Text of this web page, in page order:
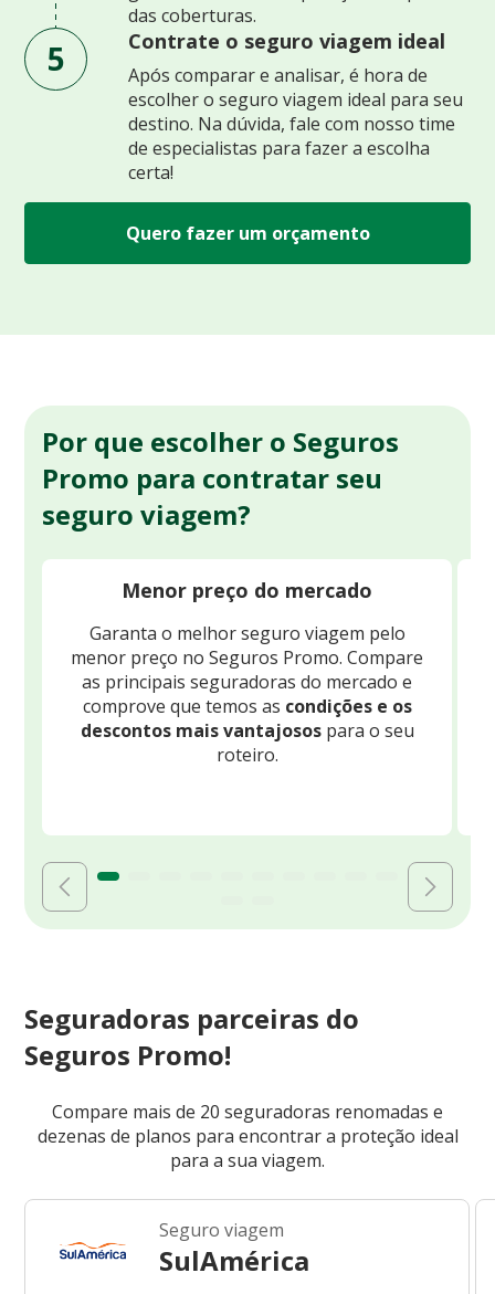
das coberturas.
5 Contrate o seguro viagem ideal
Após comparar e analisar, é hora de
escolher o seguro viagem ideal para seu
destino. Na dúvida, fale com nosso time
de especialistas para fazer a escolha
certa!
Quero fazer um orçamento
Por que escolher o Seguros
Promo para contratar seu
seguro viagem?
Menor preço do mercado
Garanta o melhor seguro viagem pelo
menor preço no Seguros Promo. Compare
as principais seguradoras do mercado e
comprove que temos as condições e os
descontos mais vantajosospara o seu
roteiro.
Seguradoras parceiras do
Seguros Promo!
Compare mais de 20 seguradoras renomadas e
dezenas de planos para encontrar a proteção ideal
para a sua viagem.
Seguro viagem
SulAmérica